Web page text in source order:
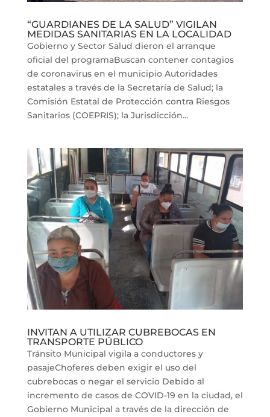
“GUARDIANES DE LA SALUD” VIGILAN
MEDIDAS SANITARIAS EN LA LOCALIDAD
Gobierno y Sector Salud dieron el arranque
oficial del programaBuscan contener contagios
de coronavirus en el municipio Autoridades
estatales a través de la Secretaría de Salud; la
Comisión Estatal de Protección contra Riesgos
Sanitarios (COEPRIS); la Jurisdicción...
INVITAN A UTILIZAR CUBREBOCAS EN
TRANSPORTE PÚBLICO
Tránsito Municipal vigila a conductores y
pasajeChoferes deben exigir el uso del
cubrebocas o negar el servicio Debido al
incremento de casos de COVID-19 en la ciudad, el
Gobierno Municipal a través de la dirección de